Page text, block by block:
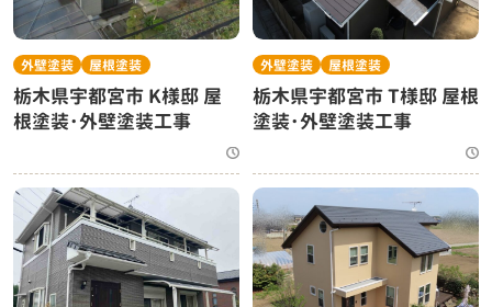
外壁塗装 屋根塗装
栃木県宇都宮市 K様邸 屋
根塗装･外壁塗装工事
外壁塗装 屋根塗装
栃木県宇都宮市 T様邸 屋根
塗装･外壁塗装工事